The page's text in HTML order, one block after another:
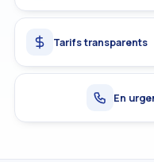
Tarifs transparents
En